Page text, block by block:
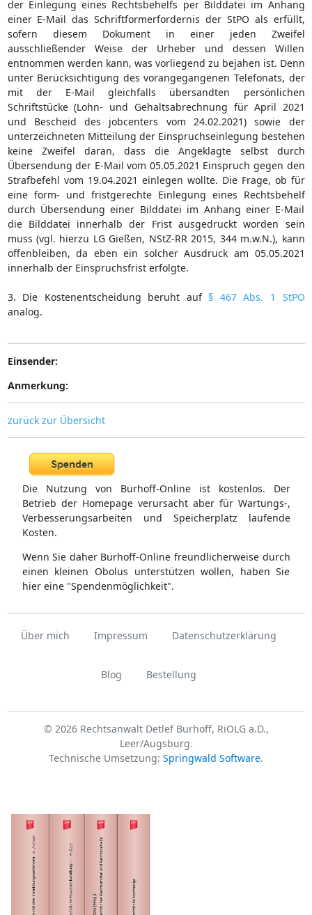
der Einlegung eines Rechtsbehelfs per Bilddatei im Anhang
einer E-Mail das Schriftformerfordernis der StPO als erfüllt,
sofern diesem Dokument in einer jeden Zweifel
ausschließender Weise der Urheber und dessen Willen
entnommen werden kann, was vorliegend zu bejahen ist. Denn
unter Berücksichtigung des vorangegangenen Telefonats, der
mit der E-Mail gleichfalls übersandten persönlichen
Schriftstücke (Lohn- und Gehaltsabrechnung für April 2021
und Bescheid des jobcenters vom 24.02.2021) sowie der
unterzeichneten Mitteilung der Einspruchseinlegung bestehen
keine Zweifel daran, dass die Angeklagte selbst durch
Übersendung der E-Mail vom 05.05.2021 Einspruch gegen den
Strafbefehl vom 19.04.2021 einlegen wollte. Die Frage, ob für
eine form- und fristgerechte Einlegung eines Rechtsbehelf
durch Übersendung einer Bilddatei im Anhang einer E-Mail
die Bilddatei innerhalb der Frist ausgedruckt worden sein
muss (vgl. hierzu LG Gießen, NStZ-RR 2015, 344 m.w.N.), kann
offenbleiben, da eben ein solcher Ausdruck am 05.05.2021
innerhalb der Einspruchsfrist erfolgte.
3. Die Kostenentscheidung beruht auf § 467 Abs. 1 StPO
analog.
Einsender:
Anmerkung:
zurück zur Übersicht
Die Nutzung von Burhoff-Online ist kostenlos. Der
Betrieb der Homepage verursacht aber für Wartungs-,
Verbesserungsarbeiten und Speicherplatz laufende
Kosten.
Wenn Sie daher Burhoff-Online freundlicherweise durch
einen kleinen Obolus unterstützen wollen, haben Sie
hier eine "Spendenmöglichkeit".
Über mich Impressum Datenschutzerklärung
Blog Bestellung
© 2026 Rechtsanwalt Detlef Burhoff, RiOLG a.D.,
Leer/Augsburg.
Technische Umsetzung: Springwald Software.